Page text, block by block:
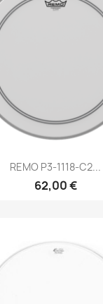
Brzi pregled
REMO P3-1118-C2...
62,00 €